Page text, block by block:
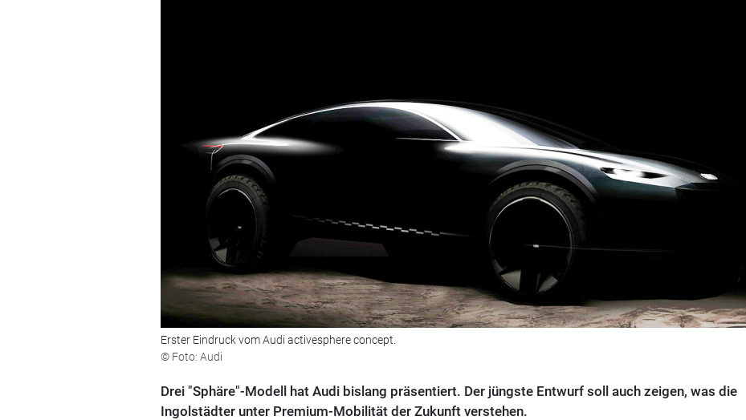
Erster Eindruck vom Audi activesphere concept.
© Foto: Audi
Drei "Sphäre"-Modell hat Audi bislang präsentiert. Der jüngste Entwurf soll auch zeigen, was die
Ingolstädter unter Premium-Mobilität der Zukunft verstehen.